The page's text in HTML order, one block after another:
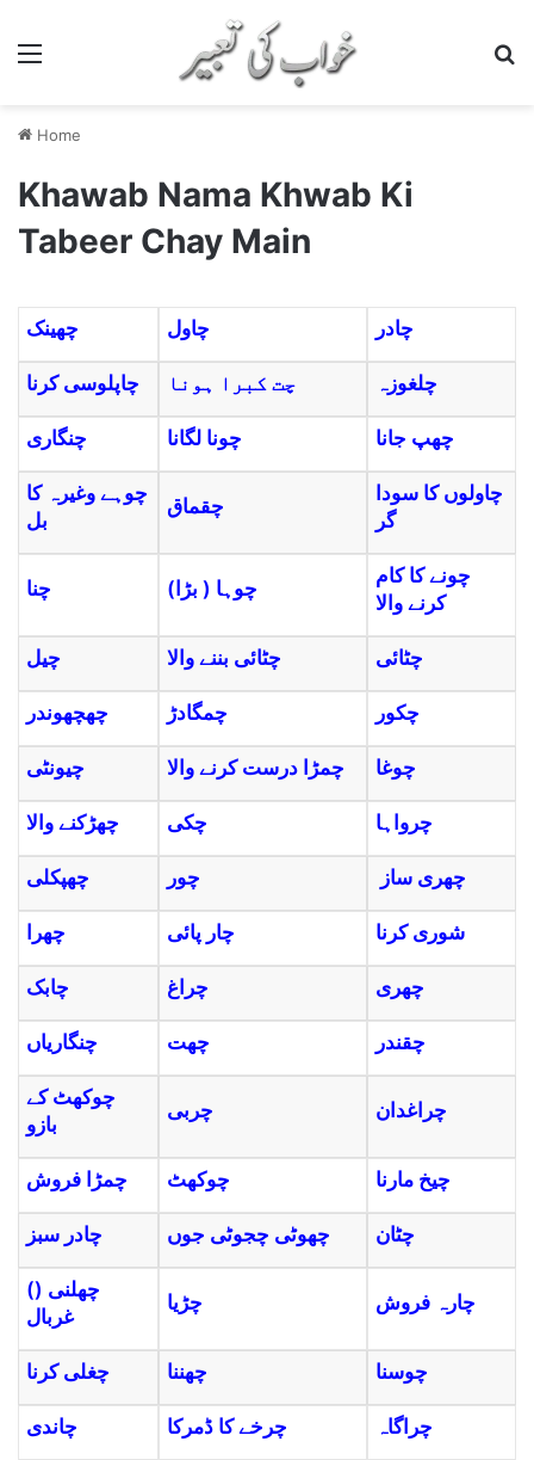
Home
Khawab Nama Khwab Ki
Tabeer Chay Main
چھینک چاول چادر
چاپلوسی کرنا چت کبرا ہونا چلغوزہ
چنگاری چونا لگانا چھپ جانا
چوہے وغیرہ کا
بل
چقماق
چاولوں کا سودا
گر
چنا (چوہا ( بڑا
چونے کا کام
کرنے والا
چیل چٹائی بننے والا
چھچھوندر چمگادڑ چکور
چیونٹی چمڑا درست کرنے والا چوغا
چھڑکنے والا چکی چرواہا
چھپکلی چور چھری ساز
چھرا چار پائی شوری کرنا
چابک چراغ چھری
چنگاریاں چھت چقندر
چوکھٹ کے
بازو
چربی چراغدان
چمڑا فروش چوکھٹ چیخ مارنا
چادر سبز چھوٹی چجوٹی جوں چٹان
(چھلنی (
غربال
چڑیا چارہ فروش
چغلی کرنا چھننا چوسنا
چاندی چرخے کا ڈمرکا چراگاہ